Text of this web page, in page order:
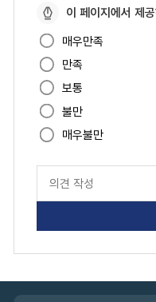
페
이
지
만
족
도
이 페이지에서 제
매우만족
만족
보통
불만
매우불만